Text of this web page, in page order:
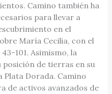
Camino también ha
para llevar a
en el
María Cecilia, con el
101. Asimismo, la
posición de tierras en su
Dorada. Camino
de activos avanzados de